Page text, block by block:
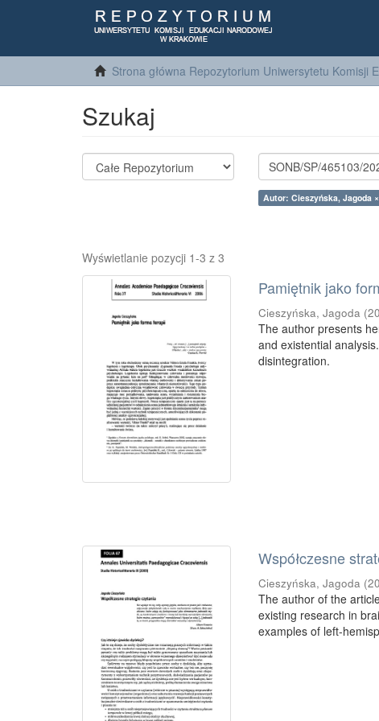
Strona główna Repozytorium Uniwersytetu Komisji
Szukaj
Autor: Cieszyńska, Jagoda ×
Wyświetlanie pozycji 1-3 z 3
Pamiętnik jako
Cieszyńska, Jagoda (
The author presents
and existential
disintegration.
Współczesne
Cieszyńska, Jagoda (
The author of the
existing research in
examples of left-